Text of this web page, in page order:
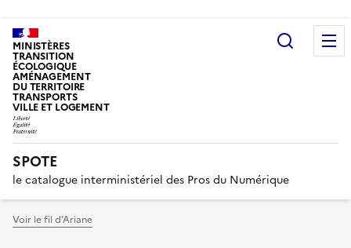
MINISTÈRES
TRANSITION
ÉCOLOGIQUE
AMÉNAGEMENT
DU TERRITOIRE
TRANSPORTS
VILLE ET LOGEMENT
SPOTE
le catalogue interministériel des Pros du Numérique
Voir le fil d’Ariane